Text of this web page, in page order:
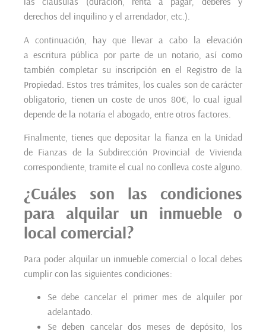
derechos del inquilino y el arrendador, etc.).
A continuación, hay que llevar a cabo la elevación
a escritura pública por parte de un notario, así como
también completar su inscripción en el Registro de la
Propiedad. Estos tres trámites, los cuales son de carácter
obligatorio, tienen un coste de unos 80€, lo cual igual
depende de la notaría el abogado, entre otros factores.
Finalmente, tienes que depositar la fianza en la Unidad
de Fianzas de la Subdirección Provincial de Vivienda
correspondiente, tramite el cual no conlleva coste alguno.
¿Cuáles son las condiciones
para alquilar un inmueble o
local comercial?
Para poder alquilar un inmueble comercial o local debes
cumplir con las siguientes condiciones:
Se debe cancelar el primer mes de alquiler por
adelantado.
Se deben cancelar dos meses de depósito, los